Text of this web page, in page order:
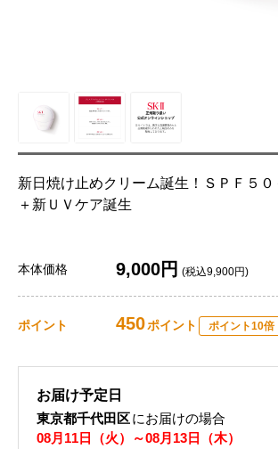
新日焼け止めクリーム誕生！ＳＰＦ５０
＋新ＵＶケア誕生
本体価格 9,000円 (税込9,900円)
ポイント 450ポイント ポイント10倍
お届け予定日
東京都千代田区にお届けの場合
08月11日（火）～08月13日（木）